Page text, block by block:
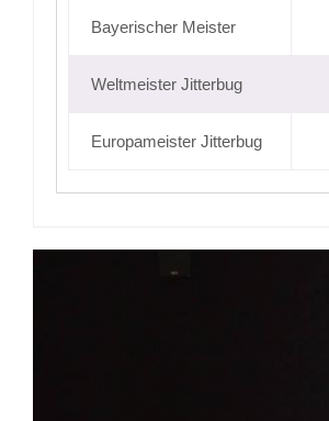
Bayerischer Meister
Weltmeister Jitterbug
Europameister Jitterbug